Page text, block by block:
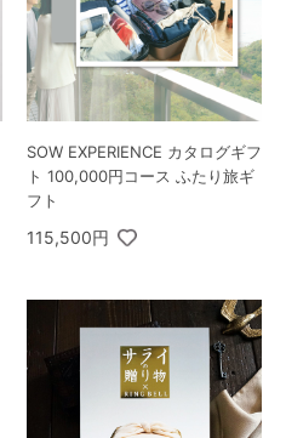
SOW EXPERIENCE カタログギフ
ト 100,000円コース ふたり旅ギ
フト
115,500円